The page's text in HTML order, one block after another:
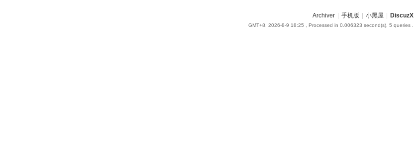
Archiver 手机版 小黑屋 DiscuzX
GMT+8, 2026-8-9 18:25 , Processed in 0.006323 second(s), 5 queries .